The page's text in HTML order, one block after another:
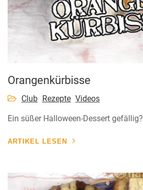
Orangenkürbisse
Club Rezepte Videos
Ein süßer Halloween-Dessert gefällig?
ARTIKEL LESEN